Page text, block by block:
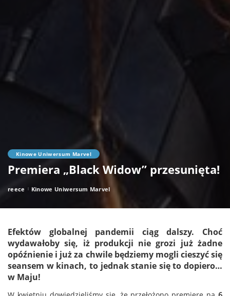
Kinowe Uniwersum Marvel
Premiera „Black Widow” przesunięta!
Posted
reece Kinowe Uniwersum Marvel
Efektów globalnej pandemii ciąg dalszy. Choć
wydawałoby się, iż produkcji nie grozi już żadne
opóźnienie i już za chwile będziemy mogli cieszyć się
seansem w kinach, to jednak stanie się to dopiero…
w Maju!